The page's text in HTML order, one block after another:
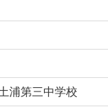
浦第三中学校